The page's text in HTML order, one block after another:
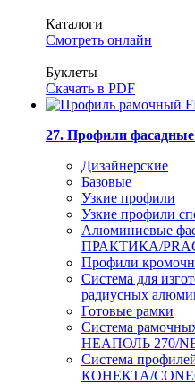
Каталоги
Смотреть онлайн
Буклеты
Скачать в PDF
27. Профили
Дизайнерские
Базовые
Узкие профили
Узкие профили
Алюминиевые
ПРАКТИКА/
Профили
Система для
радиусных
Готовые рамки
Система
НЕАПОЛЬ 270/
Система
КОНЕКТА/